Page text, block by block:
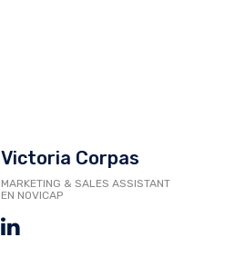
Victoria Corpas
MARKETING & SALES ASSISTANT
EN NOVICAP